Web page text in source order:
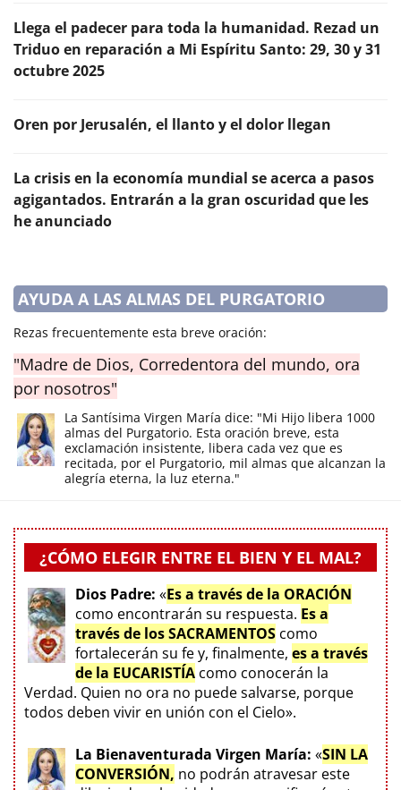
Llega el padecer para toda la humanidad. Rezad un
Triduo en reparación a Mi Espíritu Santo: 29, 30 y 31
octubre 2025
Oren por Jerusalén, el llanto y el dolor llegan
La crisis en la economía mundial se acerca a pasos
agigantados. Entrarán a la gran oscuridad que les
he anunciado
AYUDA A LAS ALMAS DEL PURGATORIO
Rezas frecuentemente esta breve oración:
"Madre de Dios, Corredentora del mundo, ora
por nosotros"
La Santísima Virgen María dice: "Mi Hijo libera 1000
almas del Purgatorio. Esta oración breve, esta
exclamación insistente, libera cada vez que es
recitada, por el Purgatorio, mil almas que alcanzan la
alegría eterna, la luz eterna."
¿CÓMO ELEGIR ENTRE EL BIEN Y EL MAL?
Dios Padre: «Es a través de la ORACIÓN
como encontrarán su respuesta. Es a
través de los SACRAMENTOS como
fortalecerán su fe y, finalmente, es a través
de la EUCARISTÍA como conocerán la
Verdad. Quien no ora no puede salvarse, porque
todos deben vivir en unión con el Cielo».
La Bienaventurada Virgen María: «SIN LA
CONVERSIÓN, no podrán atravesar este